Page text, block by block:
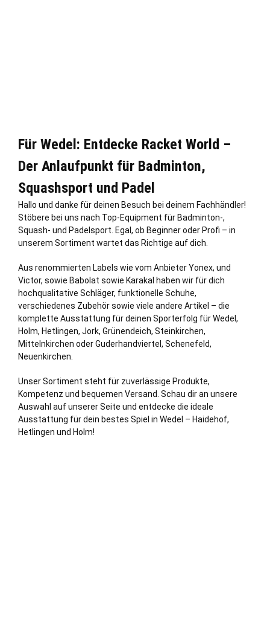
Für Wedel: Entdecke Racket World –
Der Anlaufpunkt für Badminton,
Squashsport und Padel
Hallo und danke für deinen Besuch bei deinem Fachhändler!
Stöbere bei uns nach Top-Equipment für Badminton-,
Squash- und Padelsport. Egal, ob Beginner oder Profi – in
unserem Sortiment wartet das Richtige auf dich.
Aus renommierten Labels wie vom Anbieter Yonex, und
Victor, sowie Babolat sowie Karakal haben wir für dich
hochqualitative Schläger, funktionelle Schuhe,
verschiedenes Zubehör sowie viele andere Artikel – die
komplette Ausstattung für deinen Sporterfolg für Wedel,
Holm, Hetlingen, Jork, Grünendeich, Steinkirchen,
Mittelnkirchen oder Guderhandviertel, Schenefeld,
Neuenkirchen
Unser Sortiment steht für zuverlässige Produkte,
Kompetenz und bequemen Versand. Schau dir an unsere
Auswahl auf unserer Seite und entdecke die ideale
Ausstattung für dein bestes Spiel in Wedel – Haidehof,
Hetlingen und Holm!